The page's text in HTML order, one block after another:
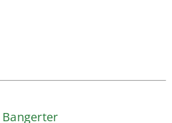
Bangerter